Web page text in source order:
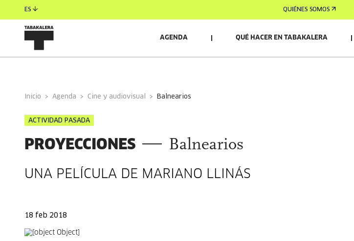
ES QUIÉNES SOMOS
AGENDA QUÉ HACER EN TABAKALERA
Inicio Agenda Cine y audiovisual balnearios
ACTIVIDAD PASADA
PROYECCIONES Balnearios
UNA PELÍCULA DE MARIANO LLINÁS
18 feb 2018